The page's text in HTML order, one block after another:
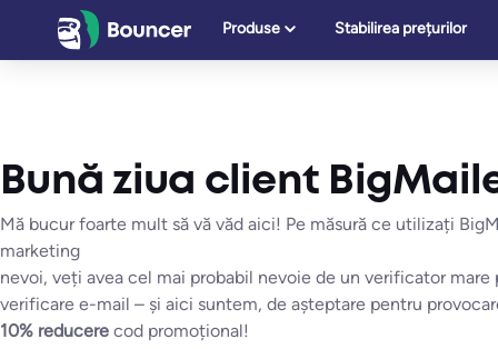
Produse Stabilirea prețurilor
Bună ziua client
Mă bucur foarte mult să vă văd aici! Pe măsură ce utilizați
marketing
nevoi, veți avea cel mai probabil nevoie de un verificator mare
verificare e-mail – și aici suntem, de așteptare pentru
10% reducere cod promoțional!